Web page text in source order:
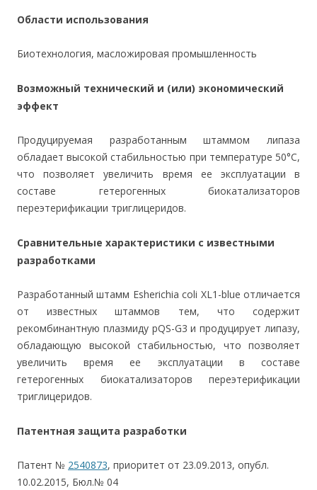
Области использования
Биотехнология, масложировая промышленность
Возможный технический и (или) экономический
эффект
Продуцируемая разработанным штаммом липаза
обладает высокой стабильностью при температуре 50°С,
что позволяет увеличить время ее эксплуатации в
составе гетерогенных биокатализаторов
переэтерификации триглицеридов.
Сравнительные характеристики с известными
разработками
Разработанный штамм Esherichia coli XL1-blue отличается
от известных штаммов тем, что содержит
рекомбинантную плазмиду pQS-G3 и продуцирует липазу,
обладающую высокой стабильностью, что позволяет
увеличить время ее эксплуатации в составе
гетерогенных биокатализаторов переэтерификации
триглицеридов.
Патентная защита разработки
Патент № 2540873, приоритет от 23.09.2013, опубл.
10.02.2015, Бюл.№ 04